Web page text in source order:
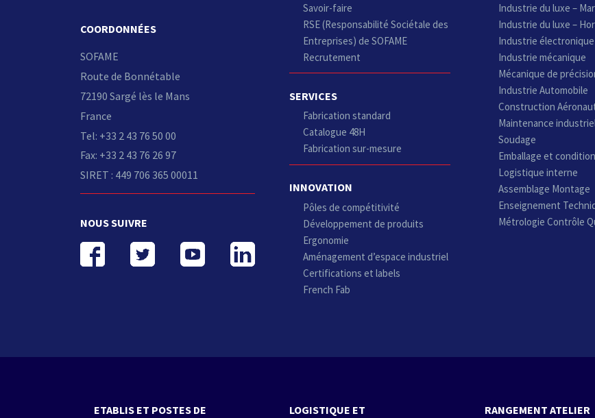
COORDONNÉES
SOFAME
Route de Bonnétable
72190 Sargé lès le Mans
France
Tel: +33 2 43 76 50 00
Fax: +33 2 43 76 26 97
SIRET : 449 706 365 00011
NOUS SUIVRE
Savoir-faire
RSE (Responsabilité Sociétale des
Entreprises) de SOFAME
Recrutement
SERVICES
Fabrication standard
Catalogue 48H
Fabrication sur-mesure
INNOVATION
Pôles de compétitivité
Développement de produits
Ergonomie
Aménagement d’espace industriel
Certifications et labels
French Fab
Industrie du luxe –
Industrie du luxe –
Industrie électronique
Industrie mécanique
Mécanique de
Industrie Automobile
Construction
Maintenance
Soudage
Emballage et
Logistique interne
Assemblage Montage
Enseignement
Métrologie Contrôle
ETABLIS ET POSTES DE
LOGISTIQUE ET
RANGEMENT ATELIER